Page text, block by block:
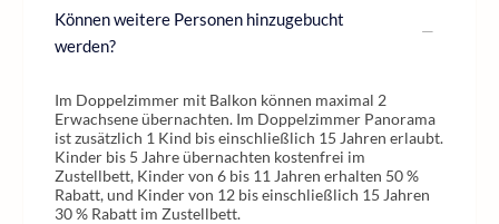
Können weitere Personen hinzugebucht
werden?
Im Doppelzimmer mit Balkon können maximal 2
Erwachsene übernachten. Im Doppelzimmer Panorama
ist zusätzlich 1 Kind bis einschließlich 15 Jahren erlaubt.
Kinder bis 5 Jahre übernachten kostenfrei im
Zustellbett, Kinder von 6 bis 11 Jahren erhalten 50 %
Rabatt, und Kinder von 12 bis einschließlich 15 Jahren
30 % Rabatt im Zustellbett.